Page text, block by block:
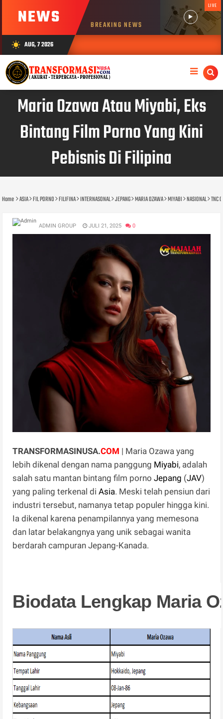
NEWS BREAKING NEWS
LIVE
wb_sunny AUG, 7 2026
Maria Ozawa Atau Miyabi, Eks
Bintang Film Porno Yang Kini
Pebisnis Di Filipina
Home ASIA FIL PORNO FILIFINA INTERNASONAL JEPANG MARIA OZAWA MIYABI NASIONAL TNC
ADMIN GROUP JULI 21, 2025 0
TRANSFORMASINUSA.COM | Maria Ozawa yang
lebih dikenal dengan nama panggung Miyabi, adalah
salah satu mantan bintang film pornoJepang (JAV)
yang paling terkenal diAsia. Meski telah pensiun dari
industri tersebut, namanya tetap populer hingga kini.
Ia dikenal karena penampilannya yang memesona
dan latar belakangnya yang unik sebagai wanita
berdarah campuran Jepang-Kanada.
Biodata Lengkap Maria